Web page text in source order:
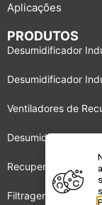
Aplicações
PRODUTOS
Desumidificador
Desumidificador
Ventiladores de
Desumidificador
Recuperadores de
Filtragem de Gases